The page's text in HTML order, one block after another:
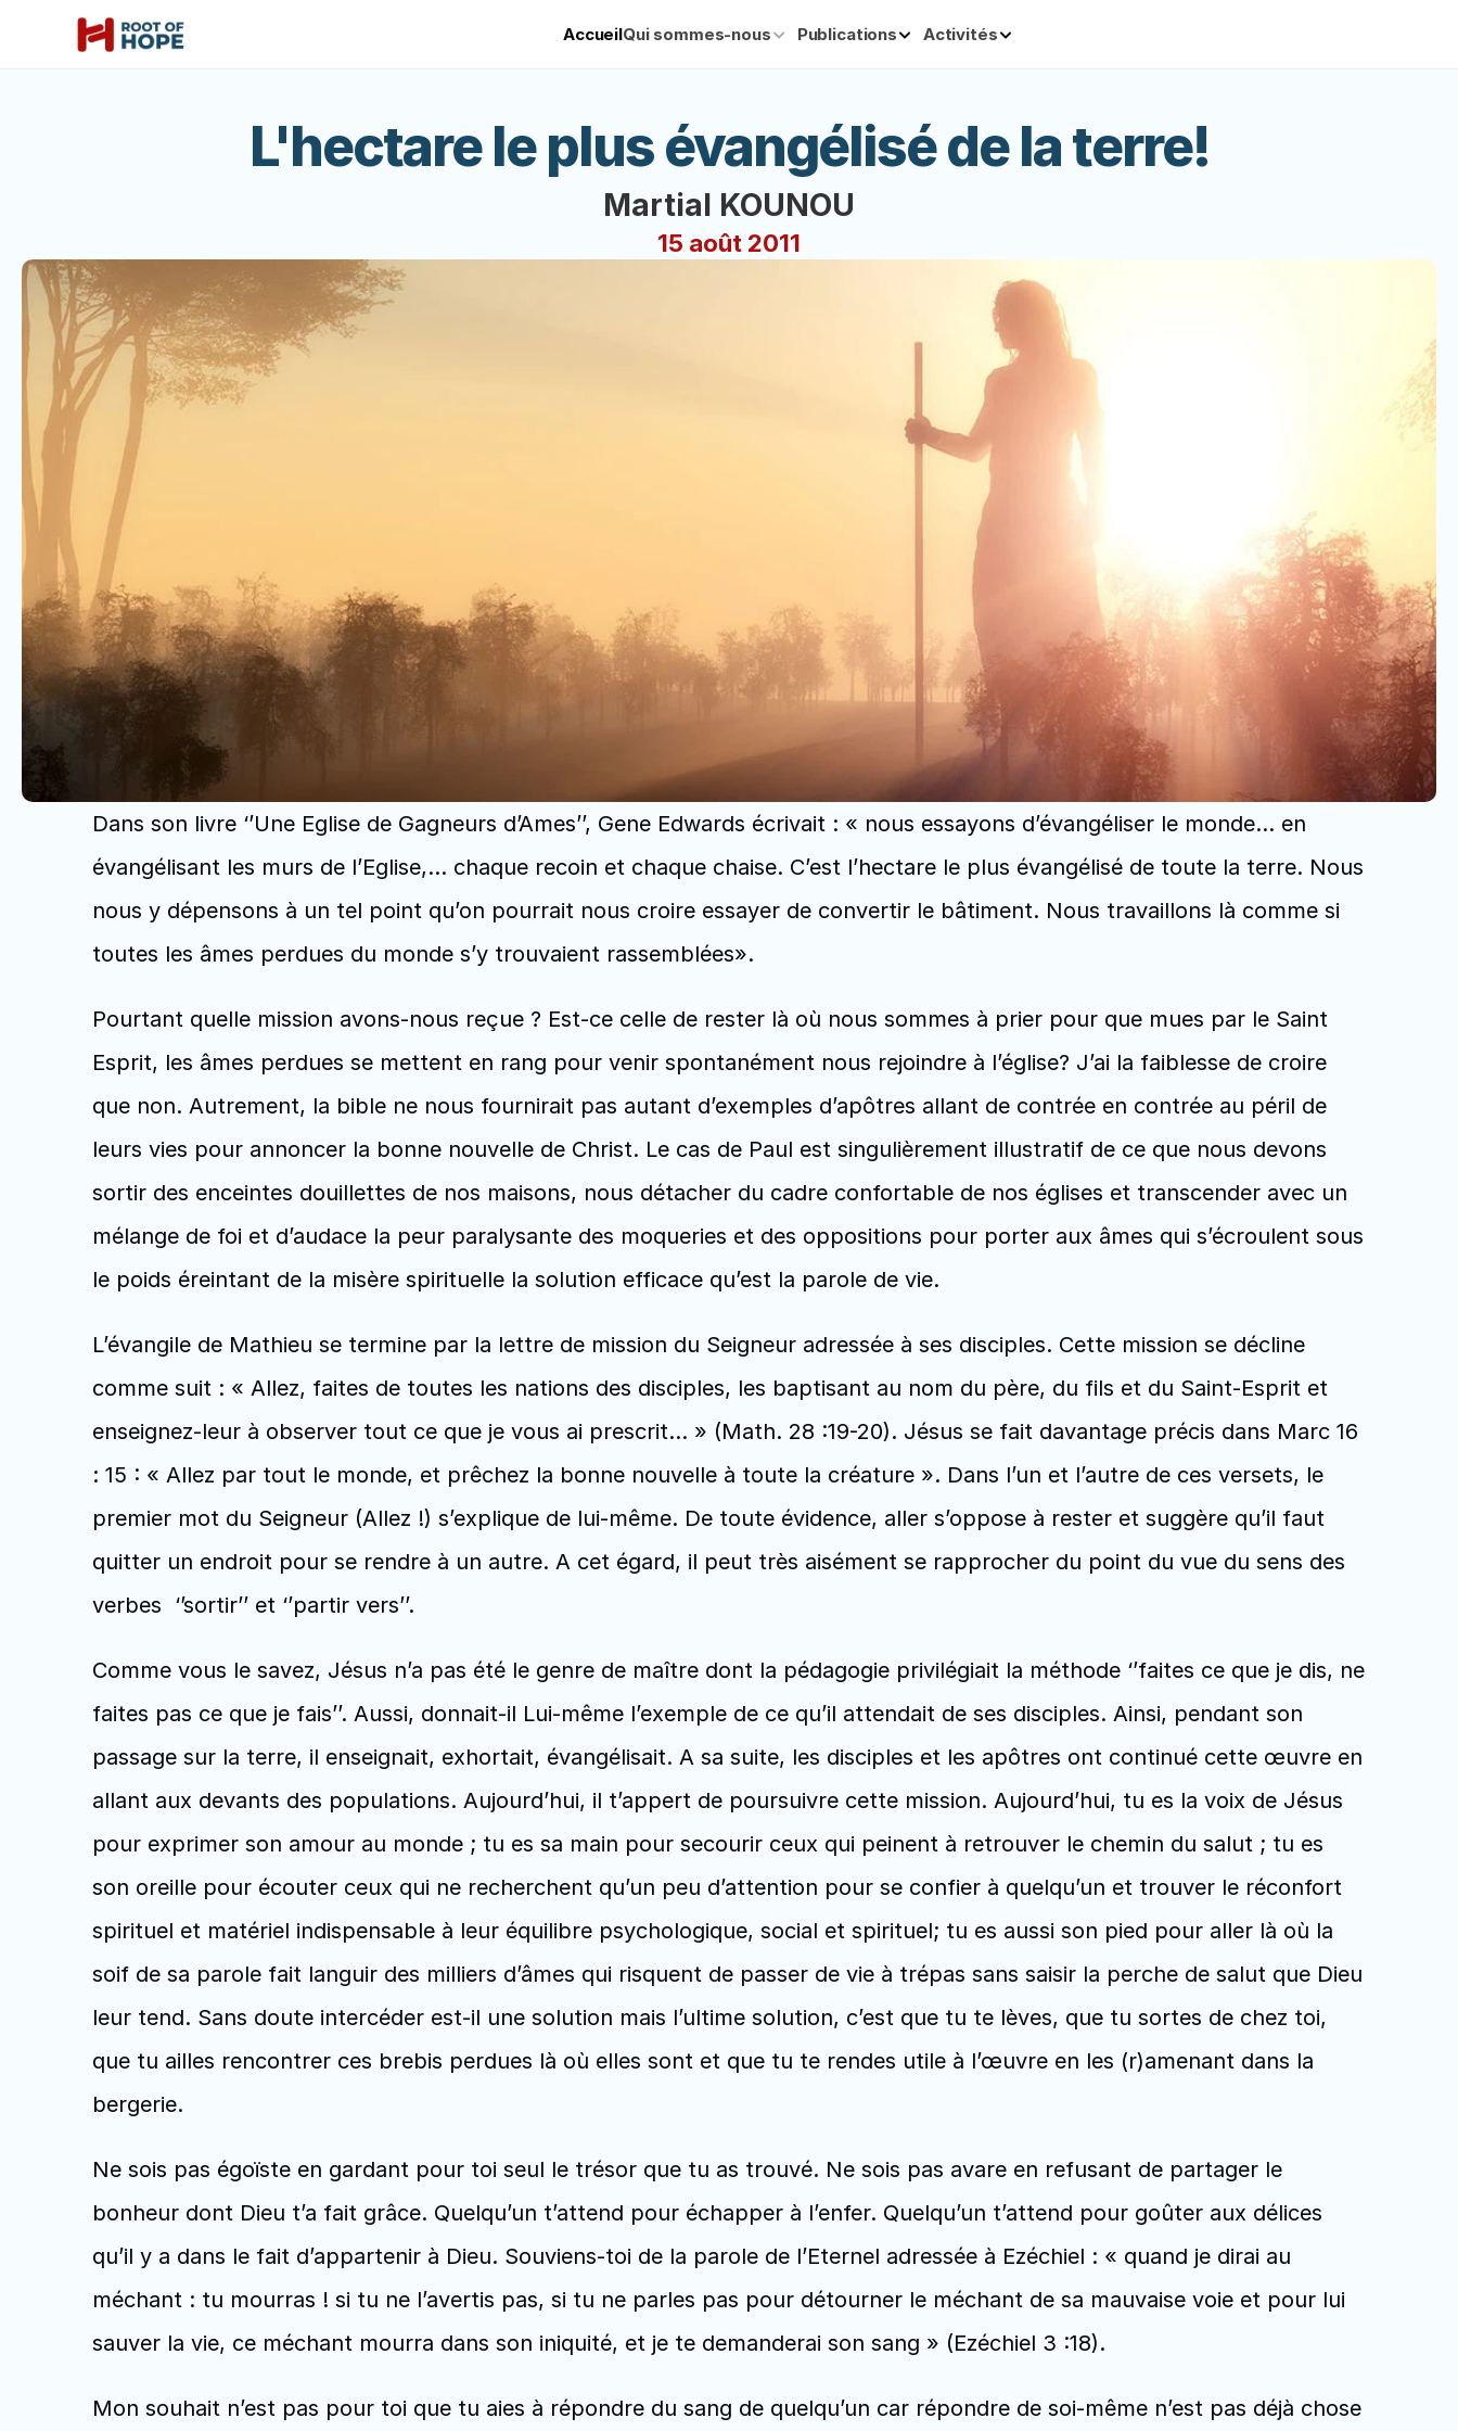
AccueilQui sommes-nous Publications Activités
L'hectare le plus évangélisé de la terre!
Martial KOUNOU
15 août 2011
Dans son livre ‘’Une Eglise de Gagneurs d’Ames’’, Gene Edwards écrivait : « nous essayons d’évangéliser le monde… en
évangélisant les murs de l’Eglise,… chaque recoin et chaque chaise. C’est l’hectare le plus évangélisé de toute la terre. Nous
nous y dépensons à un tel point qu’on pourrait nous croire essayer de convertir le bâtiment. Nous travaillons là comme si
toutes les âmes perdues du monde s’y trouvaient rassemblées».
Pourtant quelle mission avons-nous reçue ? Est-ce celle de rester là où nous sommes à prier pour que mues par le Saint
Esprit, les âmes perdues se mettent en rang pour venir spontanément nous rejoindre à l’église? J’ai la faiblesse de croire
que non. Autrement, la bible ne nous fournirait pas autant d’exemples d’apôtres allant de contrée en contrée au péril de
leurs vies pour annoncer la bonne nouvelle de Christ. Le cas de Paul est singulièrement illustratif de ce que nous devons
sortir des enceintes douillettes de nos maisons, nous détacher du cadre confortable de nos églises et transcender avec un
mélange de foi et d’audace la peur paralysante des moqueries et des oppositions pour porter aux âmes qui s’écroulent sous
le poids éreintant de la misère spirituelle la solution efficace qu’est la parole de vie.
L’évangile de Mathieu se termine par la lettre de mission du Seigneur adressée à ses disciples. Cette mission se décline
comme suit : « Allez, faites de toutes les nations des disciples, les baptisant au nom du père, du fils et du Saint-Esprit et
enseignez-leur à observer tout ce que je vous ai prescrit… » (Math. 28 :19-20). Jésus se fait davantage précis dans Marc 16
: 15 : « Allez par tout le monde, et prêchez la bonne nouvelle à toute la créature ». Dans l’un et l’autre de ces versets, le
premier mot du Seigneur (Allez !) s’explique de lui-même. De toute évidence, aller s’oppose à rester et suggère qu’il faut
quitter un endroit pour se rendre à un autre. A cet égard, il peut très aisément se rapprocher du point du vue du sens des
verbes  ‘’sortir’’ et ‘’partir vers’’.
Comme vous le savez, Jésus n’a pas été le genre de maître dont la pédagogie privilégiait la méthode ‘’faites ce que je dis, ne
faites pas ce que je fais’’. Aussi, donnait-il Lui-même l’exemple de ce qu’il attendait de ses disciples. Ainsi, pendant son
passage sur la terre, il enseignait, exhortait, évangélisait. A sa suite, les disciples et les apôtres ont continué cette œuvre en
allant aux devants des populations. Aujourd’hui, il t’appert de poursuivre cette mission. Aujourd’hui, tu es la voix de Jésus
pour exprimer son amour au monde ; tu es sa main pour secourir ceux qui peinent à retrouver le chemin du salut ; tu es
son oreille pour écouter ceux qui ne recherchent qu’un peu d’attention pour se confier à quelqu’un et trouver le réconfort
spirituel et matériel indispensable à leur équilibre psychologique, social et spirituel; tu es aussi son pied pour aller là où la
soif de sa parole fait languir des milliers d’âmes qui risquent de passer de vie à trépas sans saisir la perche de salut que Dieu
leur tend. Sans doute intercéder est-il une solution mais l’ultime solution, c’est que tu te lèves, que tu sortes de chez toi,
que tu ailles rencontrer ces brebis perdues là où elles sont et que tu te rendes utile à l’œuvre en les (r)amenant dans la
bergerie.
Ne sois pas égoïste en gardant pour toi seul le trésor que tu as trouvé. Ne sois pas avare en refusant de partager le
bonheur dont Dieu t’a fait grâce. Quelqu’un t’attend pour échapper à l’enfer. Quelqu’un t’attend pour goûter aux délices
qu’il y a dans le fait d’appartenir à Dieu. Souviens-toi de la parole de l’Eternel adressée à Ezéchiel : « quand je dirai au
méchant : tu mourras ! si tu ne l’avertis pas, si tu ne parles pas pour détourner le méchant de sa mauvaise voie et pour lui
sauver la vie, ce méchant mourra dans son iniquité, et je te demanderai son sang » (Ezéchiel 3 :18).
Mon souhait n’est pas pour toi que tu aies à répondre du sang de quelqu’un car répondre de soi-même n’est pas déjà chose